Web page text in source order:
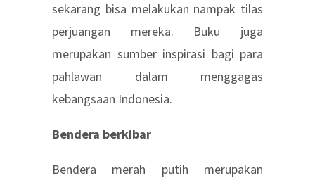
sekarang bisa melakukan nampak tilas
perjuangan mereka. Buku juga
merupakan sumber inspirasi bagi para
pahlawan dalam menggagas
kebangsaan Indonesia.
Bendera berkibar
Bendera merah putih merupakan